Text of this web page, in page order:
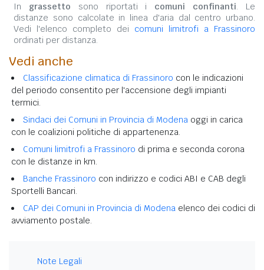
In grassetto sono riportati i comuni confinanti. Le
distanze sono calcolate in linea d'aria dal centro urbano.
Vedi l'elenco completo dei comuni limitrofi a Frassinoro
ordinati per distanza.
Vedi anche
Classificazione climatica di Frassinoro con le indicazioni
del periodo consentito per l'accensione degli impianti
termici.
Sindaci dei Comuni in Provincia di Modena oggi in carica
con le coalizioni politiche di appartenenza.
Comuni limitrofi a Frassinoro di prima e seconda corona
con le distanze in km.
Banche Frassinoro con indirizzo e codici ABI e CAB degli
Sportelli Bancari.
CAP dei Comuni in Provincia di Modena elenco dei codici di
avviamento postale.
Note Legali